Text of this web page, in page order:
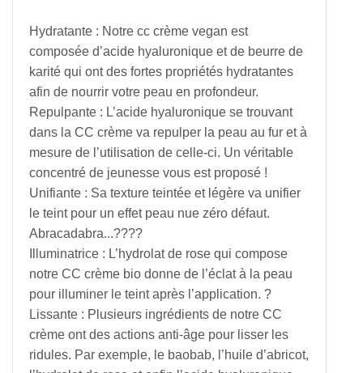
Hydratante : Notre cc crème vegan est
composée d’acide hyaluronique et de beurre de
karité qui ont des fortes propriétés hydratantes
afin de nourrir votre peau en profondeur.
Repulpante : L’acide hyaluronique se trouvant
dans la CC crème va repulper la peau au fur et à
mesure de l’utilisation de celle-ci. Un véritable
concentré de jeunesse vous est proposé !
Unifiante : Sa texture teintée et légère va unifier
le teint pour un effet peau nue zéro défaut.
Abracadabra...????
Illuminatrice : L’hydrolat de rose qui compose
notre CC crème bio donne de l’éclat à la peau
pour illuminer le teint après l’application. ?
Lissante : Plusieurs ingrédients de notre CC
crème ont des actions anti-âge pour lisser les
ridules. Par exemple, le baobab, l’huile d’abricot,